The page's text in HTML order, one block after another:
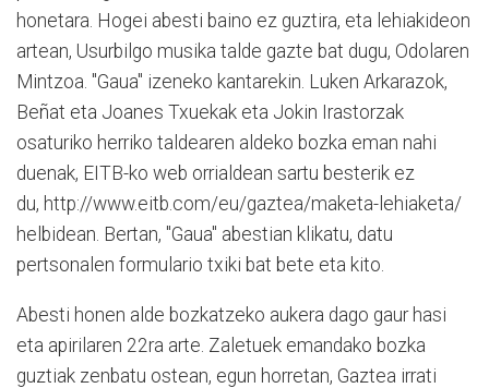
honetara. Hogei abesti baino ez guztira, eta lehiakideon
artean, Usurbilgo musika talde gazte bat dugu, Odolaren
Mintzoa. "Gaua" izeneko kantarekin. Luken Arkarazok,
Beñat eta Joanes Txuekak eta Jokin Irastorzak
osaturiko herriko taldearen aldeko bozka eman nahi
duenak, EITB-ko web orrialdean sartu besterik ez
du, http://www.eitb.com/eu/gaztea/maketa-lehiaketa/
helbidean. Bertan, "Gaua" abestian klikatu, datu
pertsonalen formulario txiki bat bete eta kito.
Abesti honen alde bozkatzeko aukera dago gaur hasi
eta apirilaren 22ra arte. Zaletuek emandako bozka
guztiak zenbatu ostean, egun horretan, Gaztea irrati